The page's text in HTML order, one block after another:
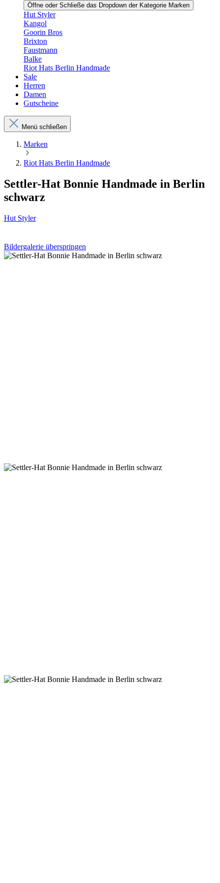
Öffne oder Schließe das Dropdown der Kategorie Marken
Hut Styler
Kangol
Goorin Bros
Brixton
Faustmann
Balke
Riot Hats Berlin Handmade
Sale
Herren
Damen
Gutscheine
Menü schließen
Marken
Riot Hats Berlin Handmade
Settler-Hat Bonnie Handmade in Berlin
schwarz
Hut Styler
Bildergalerie überspringen